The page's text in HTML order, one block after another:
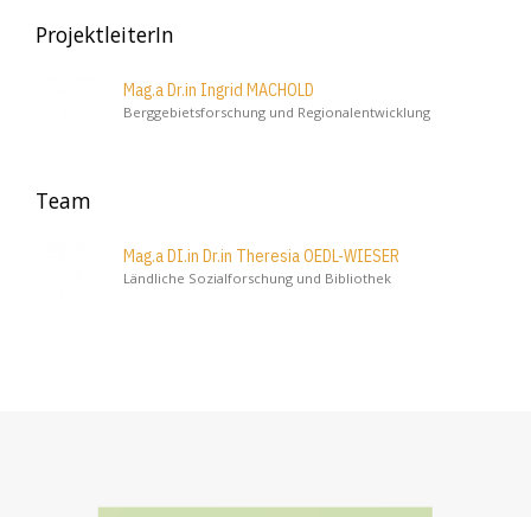
ProjektleiterIn
Mag.a Dr.in Ingrid MACHOLD
Berggebietsforschung und Regionalentwicklung
Team
Mag.a DI.in Dr.in Theresia OEDL-WIESER
Ländliche Sozialforschung und Bibliothek